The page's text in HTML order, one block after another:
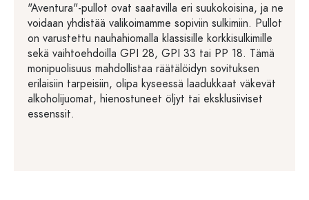
"Aventura"-pullot ovat saatavilla eri suukokoisina, ja ne
voidaan yhdistää valikoimamme sopiviin sulkimiin. Pullot
on varustettu nauhahiomalla klassisille korkkisulkimille
sekä vaihtoehdoilla GPI 28, GPI 33 tai PP 18. Tämä
monipuolisuus mahdollistaa räätälöidyn sovituksen
erilaisiin tarpeisiin, olipa kyseessä laadukkaat väkevät
alkoholijuomat, hienostuneet öljyt tai eksklusiiviset
essenssit.